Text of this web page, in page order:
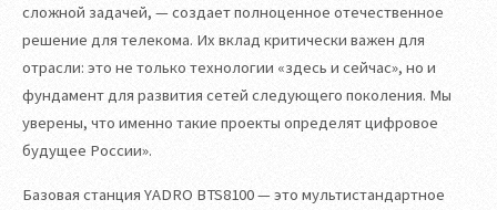
сложной задачей, — создает полноценное отечественное
решение для телекома. Их вклад критически важен для
отрасли: это не только технологии «здесь и сейчас», но и
фундамент для развития сетей следующего поколения. Мы
уверены, что именно такие проекты определят цифровое
будущее России».
Базовая станция YADRO BTS8100 — это мультистандартное